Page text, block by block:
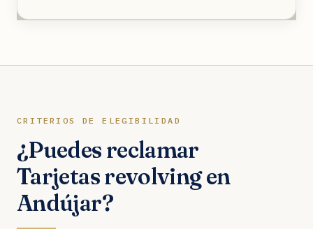
CRITERIOS DE ELEGIBILIDAD
¿Puedes reclamar
Tarjetas revolving en
Andújar?